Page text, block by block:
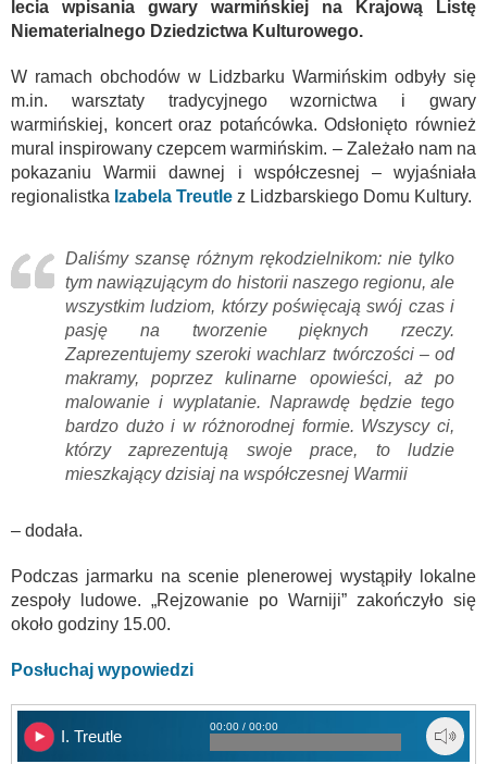
lecia wpisania gwary warmińskiej na Krajową Listę
Niematerialnego Dziedzictwa Kulturowego.
W ramach obchodów w Lidzbarku Warmińskim odbyły się
m.in. warsztaty tradycyjnego wzornictwa i gwary
warmińskiej, koncert oraz potańcówka. Odsłonięto również
mural inspirowany czepcem warmińskim. – Zależało nam na
pokazaniu Warmii dawnej i współczesnej – wyjaśniała
regionalistka Izabela Treutle z Lidzbarskiego Domu Kultury.
Daliśmy szansę różnym rękodzielnikom: nie tylko
tym nawiązującym do historii naszego regionu, ale
wszystkim ludziom, którzy poświęcają swój czas i
pasję na tworzenie pięknych rzeczy.
Zaprezentujemy szeroki wachlarz twórczości – od
makramy, poprzez kulinarne opowieści, aż po
malowanie i wyplatanie. Naprawdę będzie tego
bardzo dużo i w różnorodnej formie. Wszyscy ci,
którzy zaprezentują swoje prace, to ludzie
mieszkający dzisiaj na współczesnej Warmii
– dodała.
Podczas jarmarku na scenie plenerowej wystąpiły lokalne
zespoły ludowe. „Rejzowanie po Warniji” zakończyło się
około godziny 15.00.
Posłuchaj wypowiedzi
I. Treutle
00:00 / 00:00